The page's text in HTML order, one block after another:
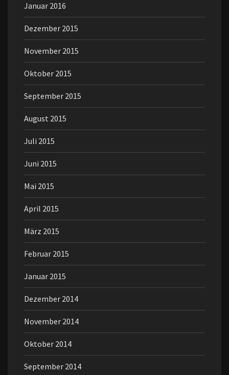
Januar 2016
Dezember 2015
November 2015
Oktober 2015
September 2015
August 2015
Juli 2015
Juni 2015
Mai 2015
April 2015
März 2015
Februar 2015
Januar 2015
Dezember 2014
November 2014
Oktober 2014
September 2014